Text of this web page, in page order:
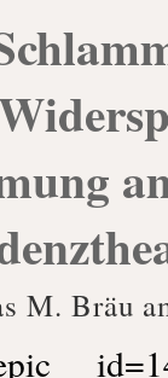
M. Bräu